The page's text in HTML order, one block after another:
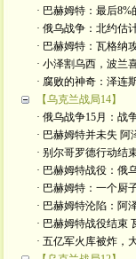
· 巴赫姆特：最后8%
· 俄乌战争：北约估
· 巴赫姆特：瓦格纳
· 小泽割乌西，波兰
· 腐败的神奇：泽连
【乌克兰战局14】
· 俄乌战争15月：战
· 巴赫姆特并未失 阿
· 别尔哥罗德行动结
· 巴赫姆特战役：俄
· 巴赫姆特：一个厨
· 巴赫姆特沦陷：阿
· 巴赫姆特战役结束
· 五亿军火库被炸，